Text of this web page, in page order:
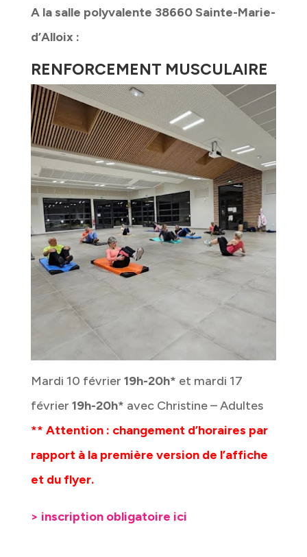
A la salle polyvalente 38660 Sainte-Marie-
d’Alloix :
RENFORCEMENT MUSCULAIRE
Mardi 10 février 19h-20h* et mardi 17
février 19h-20h* avec Christine – Adultes
** Attention : changement d’horaires par
rapport à la première version de l’affiche
et du flyer.
> inscription obligatoire ici